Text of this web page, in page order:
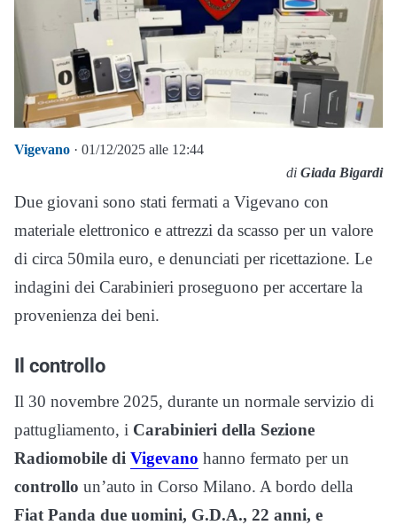
Vigevano · 01/12/2025 alle 12:44
di Giada Bigardi
Due giovani sono stati fermati a Vigevano con
materiale elettronico e attrezzi da scasso per un valore
di circa 50mila euro, e denunciati per ricettazione. Le
indagini dei Carabinieri proseguono per accertare la
provenienza dei beni.
Il controllo
Il 30 novembre 2025, durante un normale servizio di
pattugliamento, i Carabinieri della Sezione
Radiomobile di Vigevano hanno fermato per un
controllo un’auto in Corso Milano. A bordo della
Fiat Panda due uomini, G.D.A., 22 anni, e